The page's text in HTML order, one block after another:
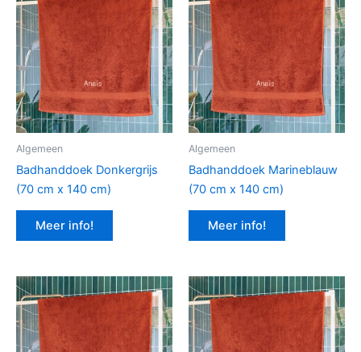
Algemeen
Badhanddoek Donkergrijs
(70 cm x 140 cm)
Meer info!
Algemeen
Badhanddoek Marineblauw
(70 cm x 140 cm)
Meer info!